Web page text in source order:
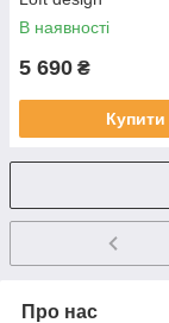
В наявності
5 690 ₴
Купити
Про нас